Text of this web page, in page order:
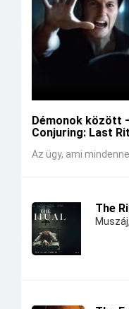
Démonok között
Conjuring: Last
Az ügy, ami
The